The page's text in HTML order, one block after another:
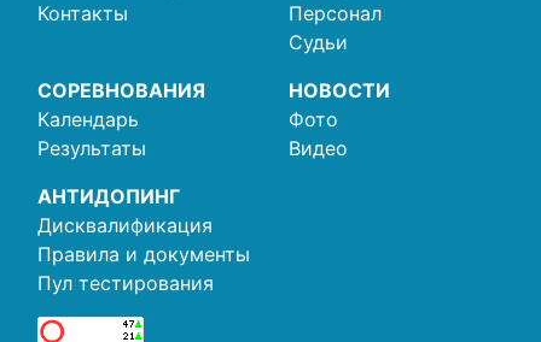
Контакты
Персонал
Судьи
СОРЕВНОВАНИЯ
Календарь
Результаты
НОВОСТИ
Фото
Видео
АНТИДОПИНГ
Дисквалификация
Правила и документы
Пул тестирования